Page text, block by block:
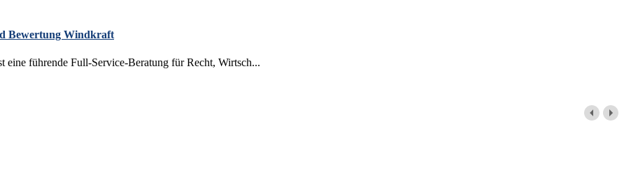
Bewertung Windkraft
führende Full-Service-Beratung für Recht, Wirtsch...